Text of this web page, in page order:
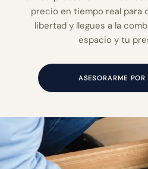
precio en tiempo real para
libertad y llegues a la
espacio y tu
ASESORARME POR